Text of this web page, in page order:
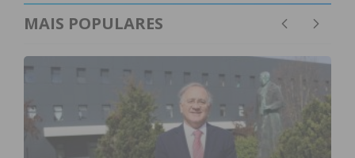
MAIS POPULARES